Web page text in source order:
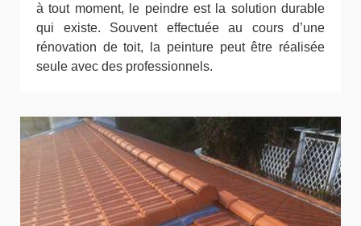
à tout moment, le peindre est la solution durable
qui existe. Souvent effectuée au cours d’une
rénovation de toit, la peinture peut être réalisée
seule avec des professionnels.